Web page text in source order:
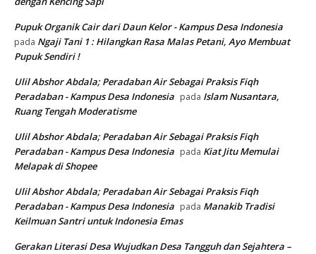
Pupuk Organik Cair dari Daun Kelor - Kampus Desa Indonesia
pada Ngaji Tani 1 : Hilangkan Rasa Malas Petani, Ayo Membuat
Pupuk Sendiri !
Ulil Abshor Abdala; Peradaban Air Sebagai Praksis Fiqh
Peradaban - Kampus Desa Indonesia pada Islam Nusantara,
Ruang Tengah Moderatisme
Ulil Abshor Abdala; Peradaban Air Sebagai Praksis Fiqh
Peradaban - Kampus Desa Indonesia pada Kiat Jitu Memulai
Melapak di Shopee
Ulil Abshor Abdala; Peradaban Air Sebagai Praksis Fiqh
Peradaban - Kampus Desa Indonesia pada Manakib Tradisi
Keilmuan Santri untuk Indonesia Emas
Gerakan Literasi Desa Wujudkan Desa Tangguh dan Sejahtera –